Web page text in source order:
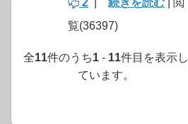
2 続きを読む | 閲
覧(36397)
全11件のうち1 - 11件目を表示し
ています。